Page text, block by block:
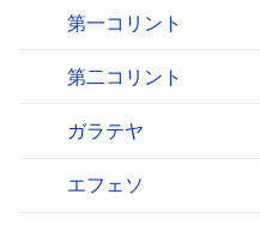
第一コリント
第二コリント
ガラテヤ
エフェソ